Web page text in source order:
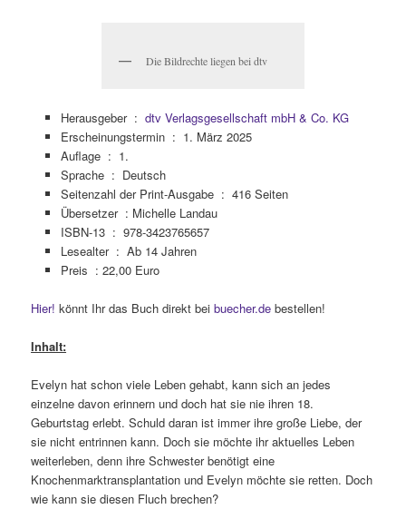
Die Bildrechte liegen bei dtv
Herausgeber ‏ : ‎ dtv Verlagsgesellschaft mbH & Co. KG
Erscheinungstermin ‏ : ‎ 1. März 2025
Auflage ‏ : ‎ 1.
Sprache ‏ : ‎ Deutsch
Seitenzahl der Print-Ausgabe ‏ : ‎ 416 Seiten
Übersetzer : Michelle Landau
ISBN-13 ‏ : ‎ 978-3423765657
Lesealter ‏ : ‎ Ab 14 Jahren
Preis : 22,00 Euro
Hier! könnt Ihr das Buch direkt beibuecher.de bestellen!
Inhalt:
Evelyn hat schon viele Leben gehabt, kann sich an jedes
einzelne davon erinnern und doch hat sie nie ihren 18.
Geburtstag erlebt. Schuld daran ist immer ihre große Liebe, der
sie nicht entrinnen kann. Doch sie möchte ihr aktuelles Leben
weiterleben, denn ihre Schwester benötigt eine
Knochenmarktransplantation und Evelyn möchte sie retten. Doch
wie kann sie diesen Fluch brechen?